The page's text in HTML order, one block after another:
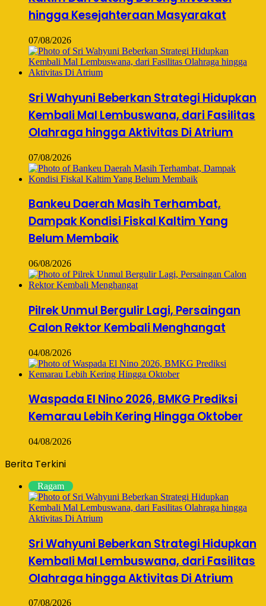
hingga Kesejahteraan Masyarakat
07/08/2026
Sri Wahyuni Beberkan Strategi Hidupkan
Kembali Mal Lembuswana, dari Fasilitas
Olahraga hingga Aktivitas Di Atrium
07/08/2026
Bankeu Daerah Masih Terhambat,
Dampak Kondisi Fiskal Kaltim Yang
Belum Membaik
06/08/2026
Pilrek Unmul Bergulir Lagi, Persaingan
Calon Rektor Kembali Menghangat
04/08/2026
Waspada El Nino 2026, BMKG Prediksi
Kemarau Lebih Kering Hingga Oktober
04/08/2026
Berita Terkini
Ragam
Sri Wahyuni Beberkan Strategi Hidupkan
Kembali Mal Lembuswana, dari Fasilitas
Olahraga hingga Aktivitas Di Atrium
07/08/2026